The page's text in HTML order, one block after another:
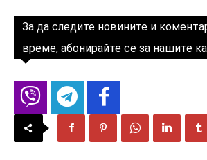
За да следите новините и
време, абонирайте се за нашите